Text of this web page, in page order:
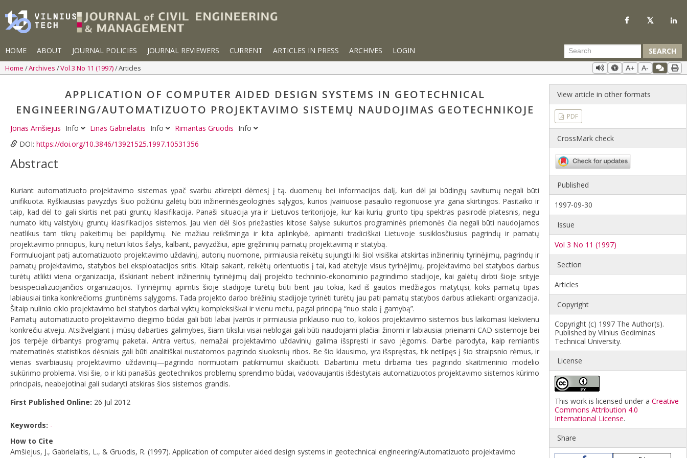
HOME ABOUT JOURNAL POLICIES JOURNAL REVIEWERS CURRENT ARTICLES IN PRESS ARCHIVES LOGIN SEARCH
Home Archives Vol 3 No 11 (1997) Articles A+ A-
APPLICATION OF COMPUTER AIDED DESIGN SYSTEMS IN GEOTECHNICAL
ENGINEERING/AUTOMATIZUOTO PROJEKTAVIMO SISTEMŲ NAUDOJIMAS GEOTECHNIKOJE
Jonas Amšiejus Info Linas Gabrielaitis Info Rimantas Gruodis Info
DOI: https://doi.org/10.3846/13921525.1997.10531356
Abstract
Kuriant automatizuoto projektavimo sistemas ypač svarbu atkreipti dėmesį į tą. duomenų bei informacijos dalį, kuri dėl jai būdingų savitumų negali būti
unifikuota. Ryškiausias pavyzdys šiuo požiūriu galėtų būti inžinerinėsgeologinės sąlygos, kurios įvairiuose pasaulio regionuose yra gana skirtingos. Pasitaiko ir
taip, kad dėl to gali skirtis net pati gruntų klasifikacija. Panaši situacija yra ir Lietuvos teritorijoje, kur kai kurių grunto tipų spektras pasirodė platesnis, negu
numato kitų valstybių gruntų klasifikacijos sistemos. Jau vien dėl šios priežasties kitose šalyse sukurtos programinės priemonės čia negali būti naudojamos
neatlikus tam tikrų pakeitimų bei papildymų. Ne mažiau reikšminga ir kita aplinkybė, apimanti tradiciškai Lietuvoje susiklosčiusius pagrindų ir pamatų
projektavimo principus, kurų neturi kitos šalys, kalbant, pavyzdžiui, apie gręžininių pamatų projektavimą ir statybą.
Formuluojant patį automatizuoto projektavimo uždavinį, autorių nuomone, pirmiausia reikėtų sujungti iki šiol visiškai atskirtas inžinerinių tyrinėjimų, pagrindų ir
pamatų projektavimo, statybos bei eksploatacijos sritis. Kitaip sakant, reikėtų orientuotis į tai, kad ateityje visus tyrinėjimų, projektavimo bei statybos darbus
turėtų atlikti viena organizacija, išskiriant nebent inžinerinių tyrinėjimų dalį projekto techninio-ekonominio pagrindimo stadijoje, kai galėtų dirbti šioje srityje
besispecializuojančios organizacijos. Tyrinėjimų apimtis šioje stadijoje turėtų būti bent jau tokia, kad iš gautos medžiagos matytųsi, koks pamatų tipas
labiausiai tinka konkrečioms gruntinėms sąlygoms. Tada projekto darbo brėžinių stadijoje tyrinėti turėtų jau pati pamatų statybos darbus atliekanti organizacija.
Šitaip nulinio ciklo projektavimo bei statybos darbai vyktų kompleksiškai ir vienu metu, pagal principą “nuo stalo į gamybą”.
Pamatų automatizuoto projektavimo diegimo būdai gali būti labai įvairūs ir pirmiausia priklauso nuo to, kokios projektavimo sistemos bus laikomasi kiekvienu
konkrečiu atveju. Atsižvelgiant į mūsų dabarties galimybes, šiam tikslui visai neblogai gali būti naudojami plačiai žinomi ir labiausiai prieinami CAD sistemoje bei
jos terpėje dirbantys programų paketai. Antra vertus, nemažai projektavimo uždavinių galima išspręsti ir savo jėgomis. Darbe parodyta, kaip remiantis
matematinės statistikos dėsniais gali būti analitiškai nustatomos pagrindo sluoksnių ribos. Be šio klausimo, yra išspręstas, tik netilpęs į šio straipsnio rėmus, ir
vienas svarbiausių projektavimo uždavinių—pagrindo normuotam patikimumui skaičiuoti. Dabartiniu metu dirbama ties pagrindo skaitmeninio modelio
sukūrimo problema. Visi šie, o ir kiti panašūs geotechnikos problemų sprendimo būdai, vadovaujantis išdėstytais automatizuotos projektavimo sistemos kūrimo
principais, neabejotinai gali sudaryti atskiras šios sistemos grandis.
First Published Online: 26 Jul 2012
Keywords: -
How to Cite
Amšiejus, J., Gabrielaitis, L., & Gruodis, R. (1997). Application of computer aided design systems in geotechnical engineering/Automatizuoto projektavimo
View article in other formats
PDF
CrossMark check
Published
1997-09-30
Issue
Vol 3 No 11 (1997)
Section
Articles
Copyright
Copyright (c) 1997 The Author(s).
Published by Vilnius Gediminas
Technical University.
License
This work is licensed under aCreative
Commons Attribution 4.0
International License.
Share